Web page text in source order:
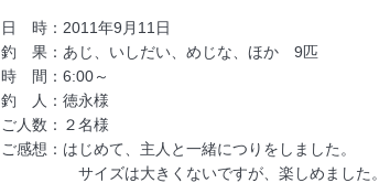
日 時：2011年9月11日
釣 果：あじ、いしだい、めじな、ほか 9匹
時 間：6:00～
釣 人：徳永様
ご人数：２名様
ご感想：はじめて、主人と一緒につりをしました。
サイズは大きくないですが、楽しめました。